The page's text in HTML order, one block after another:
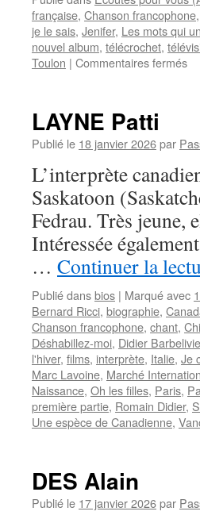
française, Chanson francophone,
je le sais, Jenifer, Les mots qui
nouvel album, télécrochet,
Toulon | Commentaires ferméssur
les
LAYNE Patti
Publié le 18 janvier 2026par
L’interprète
Saskatoon
Fedrau. Très jeune,
Intéressée
… Continuer la
Publié dansbios | Marqué avec
Bernard Ricci, biographie,
Chanson francophone, chant,
Déshabillez-moi, Didier
l'hiver, films, interprète, Italie, Je
Marc Lavoine, Marché
Naissance, Oh les filles, Paris,
première partie, Romain Didier,
Une espèce de Canadienne,
DES Alain
Publié le 17 janvier 2026par